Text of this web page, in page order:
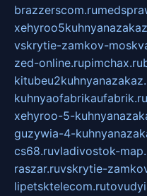
brazzerscom.ru
vskrytie-zamkov-
zed-online.rupimchax.ru
kuhnyaofabrikaufabrik.ru
xehyroo-5-
guzywia-4-
cs68.ruvladivostok-
raszar.ruvskrytie-
lipetsktelecom.ru